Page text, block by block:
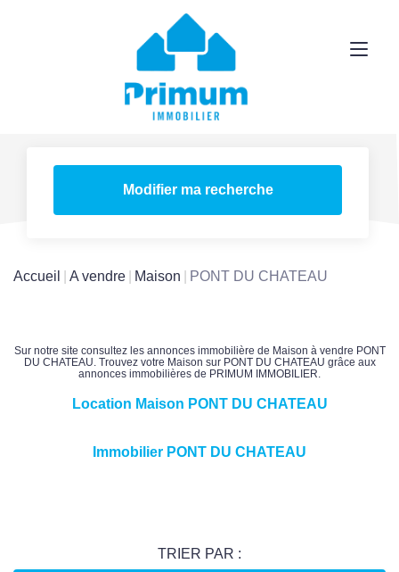
Modifier ma recherche
Accueil A vendre Maison PONT DU CHATEAU
Sur notre site consultez les annonces immobilière de Maison à vendre PONT
DU CHATEAU. Trouvez votre Maison sur PONT DU CHATEAU grâce aux
annonces immobilières de PRIMUM IMMOBILIER.
Location Maison PONT DU CHATEAU
Immobilier PONT DU CHATEAU
TRIER PAR :